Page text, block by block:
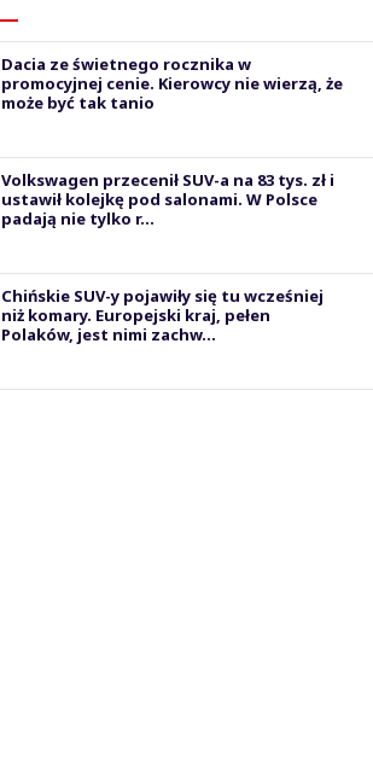
Dacia ze świetnego rocznika w
promocyjnej cenie. Kierowcy nie wierzą, że
może być tak tanio
Volkswagen przecenił SUV-a na 83 tys. zł i
ustawił kolejkę pod salonami. W Polsce
padają nie tylko r...
Chińskie SUV-y pojawiły się tu wcześniej
niż komary. Europejski kraj, pełen
Polaków, jest nimi zachw...